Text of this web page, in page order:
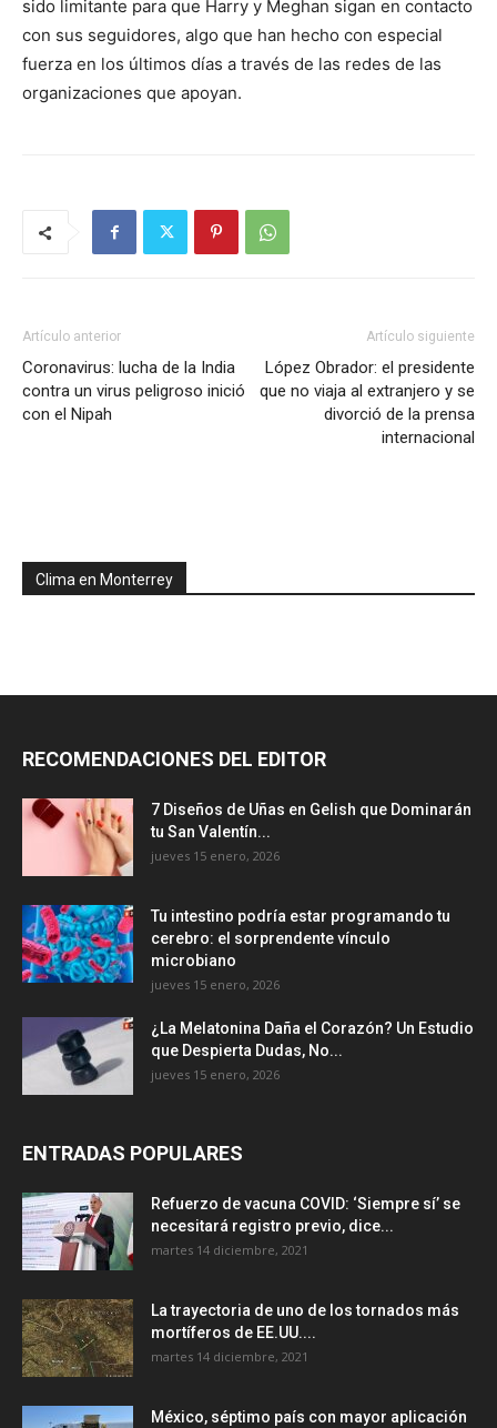
sido limitante para que Harry y Meghan sigan en contacto
con sus seguidores, algo que han hecho con especial
fuerza en los últimos días a través de las redes de las
organizaciones que apoyan.
Artículo anterior
Coronavirus: lucha de la India
contra un virus peligroso inició
con el Nipah
Artículo siguiente
López Obrador: el presidente
que no viaja al extranjero y se
divorció de la prensa
internacional
Clima en Monterrey
RECOMENDACIONES DEL EDITOR
7 Diseños de Uñas en Gelish que Dominarán
tu San Valentín...
jueves 15 enero, 2026
Tu intestino podría estar programando tu
cerebro: el sorprendente vínculo
microbiano
jueves 15 enero, 2026
¿La Melatonina Daña el Corazón? Un Estudio
que Despierta Dudas, No...
jueves 15 enero, 2026
ENTRADAS POPULARES
Refuerzo de vacuna COVID: ‘Siempre sí’ se
necesitará registro previo, dice...
martes 14 diciembre, 2021
La trayectoria de uno de los tornados más
mortíferos de EE.UU....
martes 14 diciembre, 2021
México, séptimo país con mayor aplicación